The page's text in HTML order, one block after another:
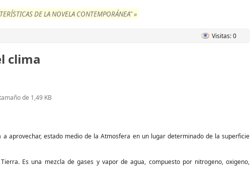
DE LA NOVELA CONTEMPORÁNEA" »
Visitas: 0
clima
de 1,49 KB
aprovechar, estado medio de la Atmosfera en un lugar determinado de la superficie
Es una mezcla de gases y vapor de agua, compuesto por nitrogeno, oxigeno,